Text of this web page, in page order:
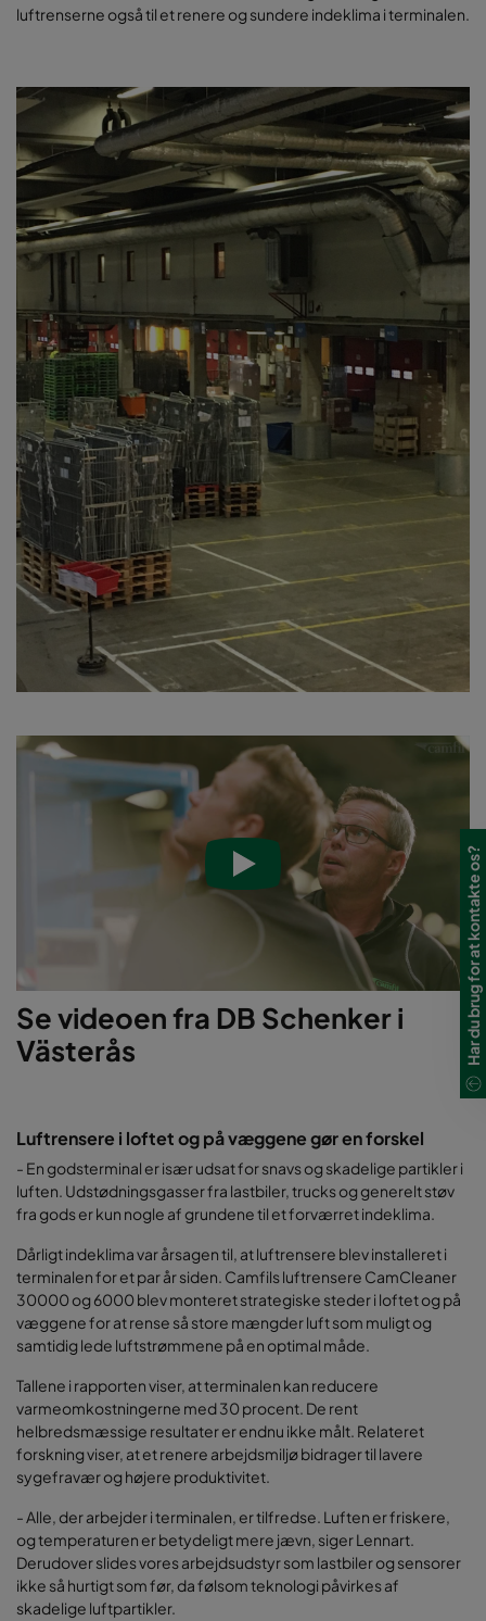
luftrenserne også til et renere og sundere indeklima i terminalen.
Se videoen fra DB Schenker i
Västerås
Luftrensere i loftet og på væggene gør en forskel
- En godsterminal er især udsat for snavs og skadelige partikler i
luften. Udstødningsgasser fra lastbiler, trucks og generelt støv
fra gods er kun nogle af grundene til et forværret indeklima.
Dårligt indeklima var årsagen til, at luftrensere blev installeret i
terminalen for et par år siden. Camfils luftrensere CamCleaner
30000 og 6000 blev monteret strategiske steder i loftet og på
væggene for at rense så store mængder luft som muligt og
samtidig lede luftstrømmene på en optimal måde.
Tallene i rapporten viser, at terminalen kan reducere
varmeomkostningerne med 30 procent. De rent
helbredsmæssige resultater er endnu ikke målt. Relateret
forskning viser, at et renere arbejdsmiljø bidrager til lavere
sygefravær og højere produktivitet.
- Alle, der arbejder i terminalen, er tilfredse. Luften er friskere,
og temperaturen er betydeligt mere jævn, siger Lennart.
Derudover slides vores arbejdsudstyr som lastbiler og sensorer
ikke så hurtigt som før, da følsom teknologi påvirkes af
skadelige luftpartikler.
Har du brug for at kontakte os?